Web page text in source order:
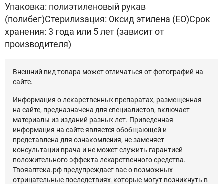
Упаковка: полиэтиленовый рукав
(полибег)Стерилизация: Оксид этилена (ЕО)Срок
хранения: 3 года или 5 лет (зависит от
производителя)
Внешний вид товара может отличаться от фотографий на
сайте.
Информация о лекарственных препаратах, размещенная
на сайте, предназначена для специалистов, включает
материалы из изданий разных лет. Приведенная
информация на сайте является обобщающей и
представлена для ознакомления, не заменяет
консультации врача и не может служить гарантией
положительного эффекта лекарственного средства.
Твояаптека.рф предупреждает вас о возможных
отрицательные последствиях, которые могут возникнуть в